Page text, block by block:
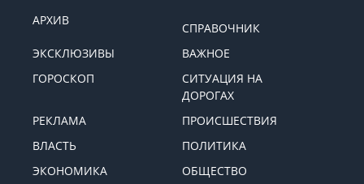
АРХИВ
СПРАВОЧНИК
ЭКСКЛЮЗИВЫ
ВАЖНОЕ
ГОРОСКОП
СИТУАЦИЯ НА
ДОРОГАХ
РЕКЛАМА
ПРОИСШЕСТВИЯ
ВЛАСТЬ
ПОЛИТИКА
ЭКОНОМИКА
ОБЩЕСТВО